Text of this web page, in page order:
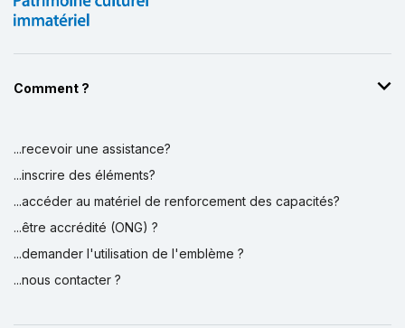
Comment ?
...recevoir une assistance?
...inscrire des éléments?
...accéder au matériel de renforcement des capacités?
...être accrédité (ONG) ?
...demander l'utilisation de l'emblème ?
...nous contacter ?